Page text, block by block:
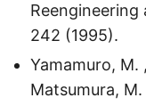
242 (1995).
Yamamuro, M.
Matsumura,